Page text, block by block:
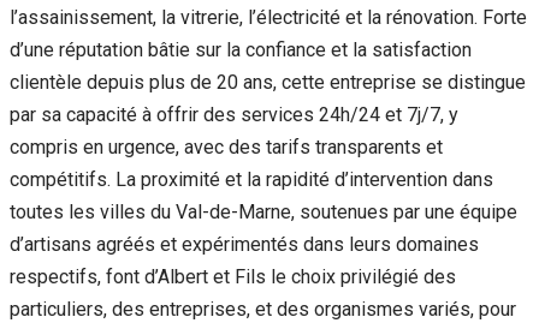
l’assainissement, la vitrerie, l’électricité et la rénovation. Forte
d’une réputation bâtie sur la confiance et la satisfaction
clientèle depuis plus de 20 ans, cette entreprise se distingue
par sa capacité à offrir des services 24h/24 et 7j/7, y
compris en urgence, avec des tarifs transparents et
compétitifs. La proximité et la rapidité d’intervention dans
toutes les villes du Val-de-Marne, soutenues par une équipe
d’artisans agréés et expérimentés dans leurs domaines
respectifs, font d’Albert et Fils le choix privilégié des
particuliers, des entreprises, et des organismes variés, pour